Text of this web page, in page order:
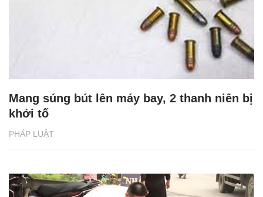
PHÁP LUẬT
Mang súng bút lên máy bay, 2 thanh niên bị
khởi tố